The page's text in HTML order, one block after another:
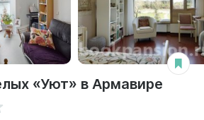
«Уют» в Армавире